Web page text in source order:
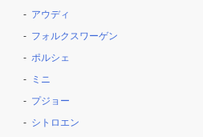
アウディ
フォルクスワーゲン
ポルシェ
ミニ
プジョー
シトロエン